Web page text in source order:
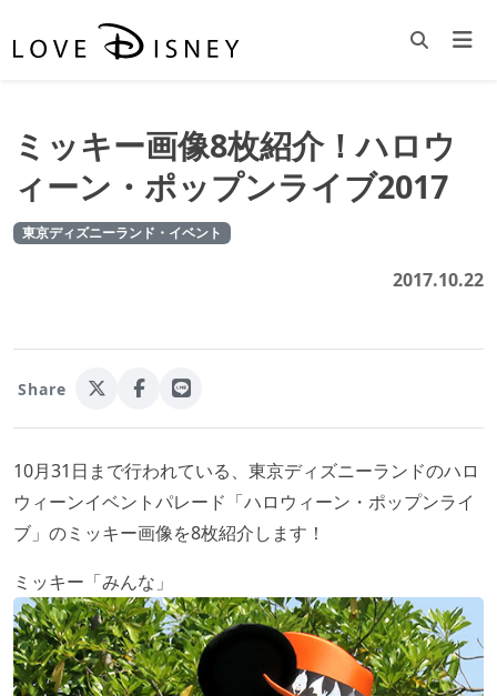
ミッキー画像8枚紹介！ハロウ
ィーン・ポップンライブ2017
東京ディズニーランド・イベント
2017.10.22
Share
10月31日まで行われている、東京ディズニーランドのハロ
ウィーンイベントパレード「ハロウィーン・ポップンライ
ブ」のミッキー画像を8枚紹介します！
ミッキー「みんな」